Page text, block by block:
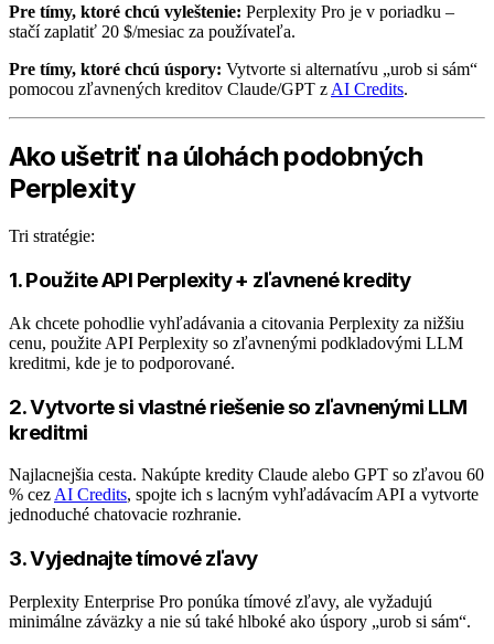
Pre tímy, ktoré chcú vyleštenie: Perplexity Pro je v poriadku –
stačí zaplatiť 20 $/mesiac za používateľa.
Pre tímy, ktoré chcú úspory: Vytvorte si alternatívu „urob si sám“
pomocou zľavnených kreditov Claude/GPT z AI Credits.
Ako ušetriť na úlohách podobných
Perplexity
Tri stratégie:
1. Použite API Perplexity + zľavnené kredity
Ak chcete pohodlie vyhľadávania a citovania Perplexity za nižšiu
cenu, použite API Perplexity so zľavnenými podkladovými LLM
kreditmi, kde je to podporované.
2. Vytvorte si vlastné riešenie so zľavnenými LLM
kreditmi
Najlacnejšia cesta. Nakúpte kredity Claude alebo GPT so zľavou 60
% cez AI Credits, spojte ich s lacným vyhľadávacím API a vytvorte
jednoduché chatovacie rozhranie.
3. Vyjednajte tímové zľavy
Perplexity Enterprise Pro ponúka tímové zľavy, ale vyžadujú
minimálne záväzky a nie sú také hlboké ako úspory „urob si sám“.